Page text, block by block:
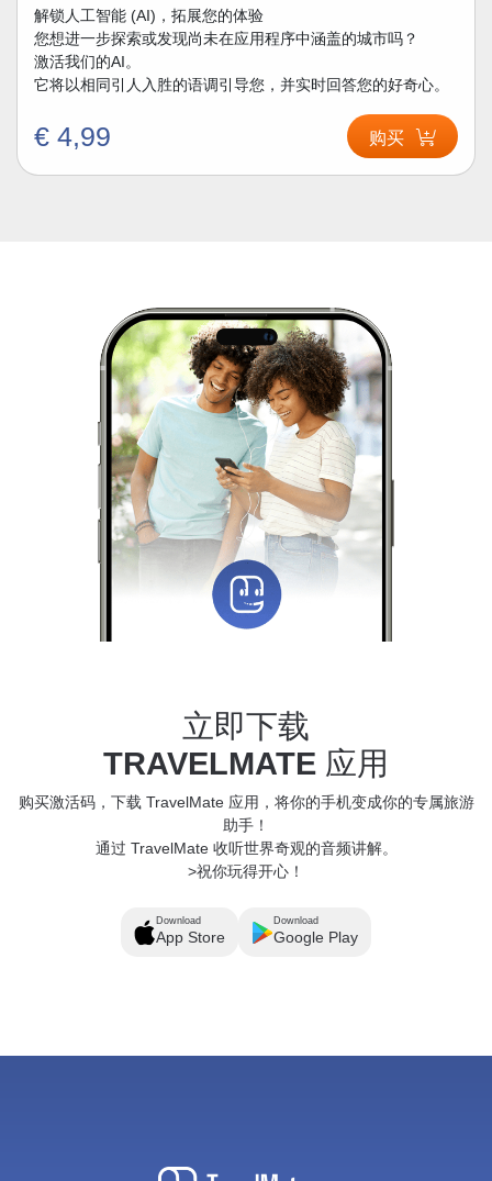
解锁人工智能 (AI)，拓展您的体验
您想进一步探索或发现尚未在应用程序中涵盖的城市吗？
激活我们的AI。
它将以相同引人入胜的语调引导您，并实时回答您的好奇心。
€ 4,99 购买
立即下载
TRAVELMATE 应用
购买激活码，下载 TravelMate 应用，将你的手机变成你的专属旅游
助手！
通过 TravelMate 收听世界奇观的音频讲解。
>祝你玩得开心！
Download
App Store
Download
Google Play